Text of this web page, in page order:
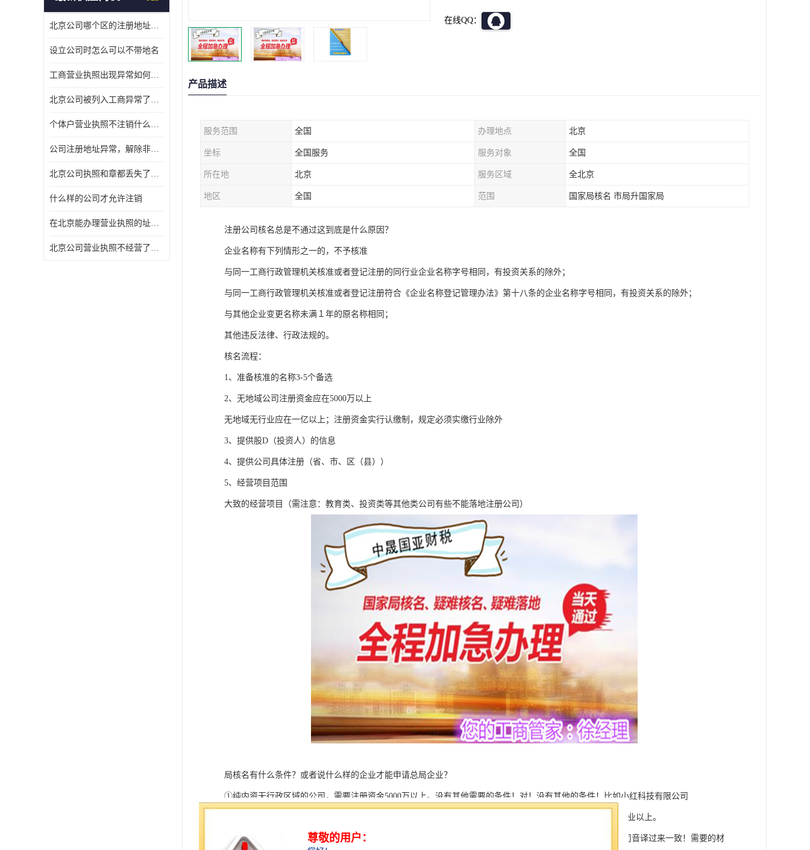
北京公司哪个区的注册地址靠谱
设立公司时怎么可以不带地名
工商营业执照出现异常如何处理
北京公司被列入工商异常了该怎么处理呢？
个体户营业执照不注销什么后果？
公司注册地址异常，解除非正常所需资料及流程
北京公司执照和章都丢失了怎么注销
什么样的公司才允许注销
在北京能办理营业执照的址什么费用
北京公司营业执照不经营了一定要注销吗
在线QQ：
产品描述
服务范围 全国 办理地点 北京
坐标 全国服务 服务对象 全国
所在地 北京 服务区域 全北京
地区 全国 范围 国家局核名 市局升国家局
注册公司核名总是不通过这到底是什么原因？
企业名称有下列情形之一的，不予核准
与同一工商行政管理机关核准或者登记注册的同行业企业名称字号相同，有投资关系的除外；
与同一工商行政管理机关核准或者登记注册符合《企业名称登记管理办法》第十八条的企业名称字号相同，有投资关系的除外；
与其他企业变更名称未满１年的原名称相同；
其他违反法律、行政法规的。
核名流程：
1、准备核准的名称3-5个备选
2、无地域公司注册资金应在5000万以上
无地域无行业应在一亿以上；注册资金实行认缴制，规定必须实缴行业除外
3、提供股D（投资人）的信息
4、提供公司具体注册（省、市、区（县））
5、经营项目范围
大致的经营项目（需注意：教育类、投资类等其他类公司有些不能落地注册公司）
局核名有什么条件？或者说什么样的企业才能申请总局企业？
①纯内资无行政区域的公司，需要注册资金5000万以上。没有其他需要的条件！对！没有其他的条件！比如小红科技有限公司
②纯内资无行政区域无行业特点的公司，比如小红有限公司，注册资金1亿以上。经营范围需要夸国民经济行业以上。
③纯外资或者外资控股公司。注册资金跟上述两点是一样的，如果需要加括号中国的话，字号必须跟外资公司音译过来一致！需要的材